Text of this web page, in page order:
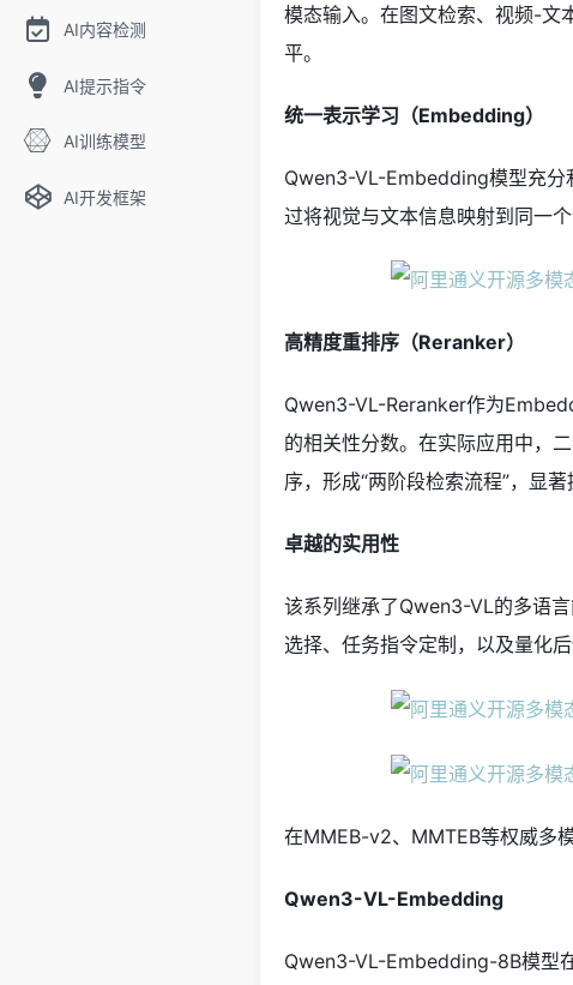
AI内容检测
AI提示指令
AI训练模型
AI开发框架
模态输入。在图文检索、视频-文
平。
统一表示学习（Embedding）
Qwen3-VL-Embedding模型充分
过将视觉与文本信息映射到同一
高精度重排序（Reranker）
Qwen3-VL-Reranker作为
的相关性分数。在实际应用中，
序，形成“两阶段检索流程”，显
卓越的实用性
该系列继承了Qwen3-VL的多语
选择、任务指令定制，以及量化
在MMEB-v2、MMTEB等权威多
Qwen3-VL-Embedding
Qwen3-VL-Embedding-8B模型